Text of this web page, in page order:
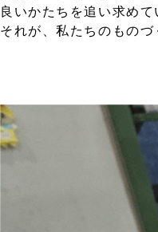
良いかたちを追い求めて
それが、私たちのものづ